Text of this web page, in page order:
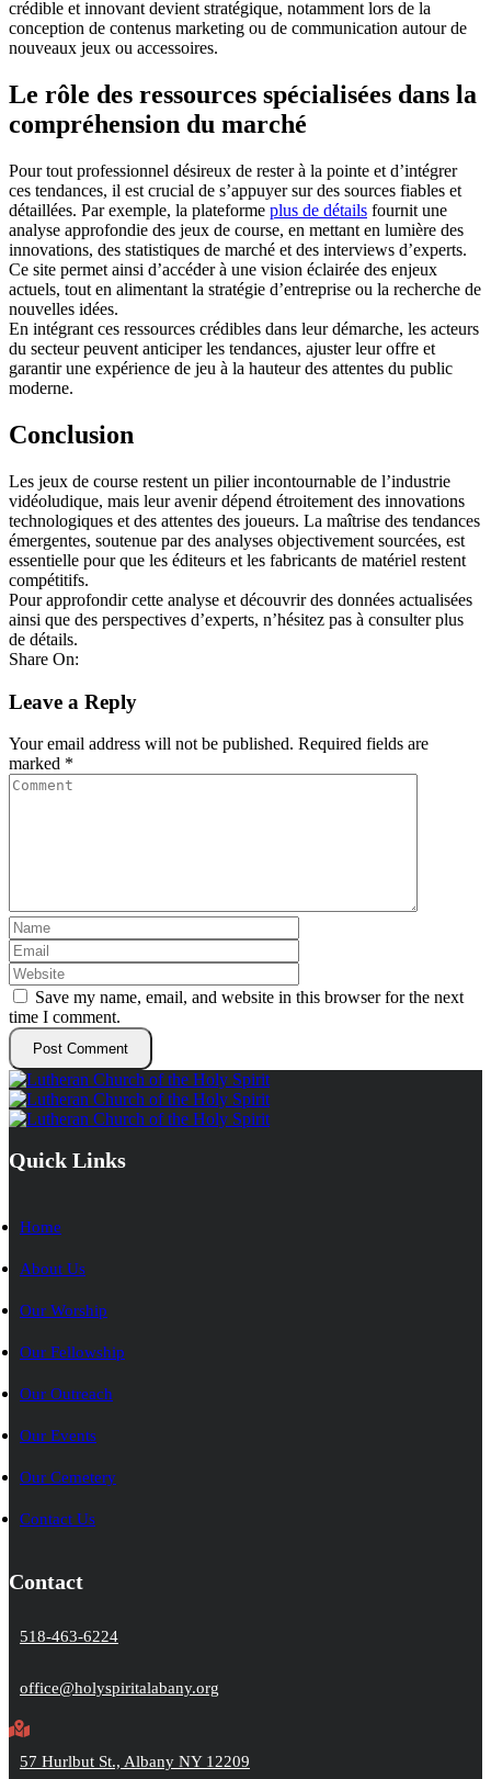
crédible et innovant devient stratégique, notamment lors de la
conception de contenus marketing ou de communication autour de
nouveaux jeux ou accessoires.
Le rôle des ressources spécialisées dans la
compréhension du marché
Pour tout professionnel désireux de rester à la pointe et d’intégrer
ces tendances, il est crucial de s’appuyer sur des sources fiables et
détaillées. Par exemple, la plateforme plus de détails fournit une
analyse approfondie des jeux de course, en mettant en lumière des
innovations, des statistiques de marché et des interviews d’experts.
Ce site permet ainsi d’accéder à une vision éclairée des enjeux
actuels, tout en alimentant la stratégie d’entreprise ou la recherche de
nouvelles idées.
En intégrant ces ressources crédibles dans leur démarche, les acteurs
du secteur peuvent anticiper les tendances, ajuster leur offre et
garantir une expérience de jeu à la hauteur des attentes du public
moderne.
Conclusion
Les jeux de course restent un pilier incontournable de l’industrie
vidéoludique, mais leur avenir dépend étroitement des innovations
technologiques et des attentes des joueurs. La maîtrise des tendances
émergentes, soutenue par des analyses objectivement sourcées, est
essentielle pour que les éditeurs et les fabricants de matériel restent
compétitifs.
Pour approfondir cette analyse et découvrir des données actualisées
ainsi que des perspectives d’experts, n’hésitez pas à consulter plus
de détails.
Share On:
Leave a Reply
Your email address will not be published. Required fields are
marked *
Save my name, email, and website in this browser for the next
time I comment.
Quick Links
Home
About Us
Our Worship
Our Fellowship
Our Outreach
Our Events
Our Cemetery
Contact Us
Contact
518-463-6224
office@holyspiritalabany.org
57 Hurlbut St., Albany NY 12209